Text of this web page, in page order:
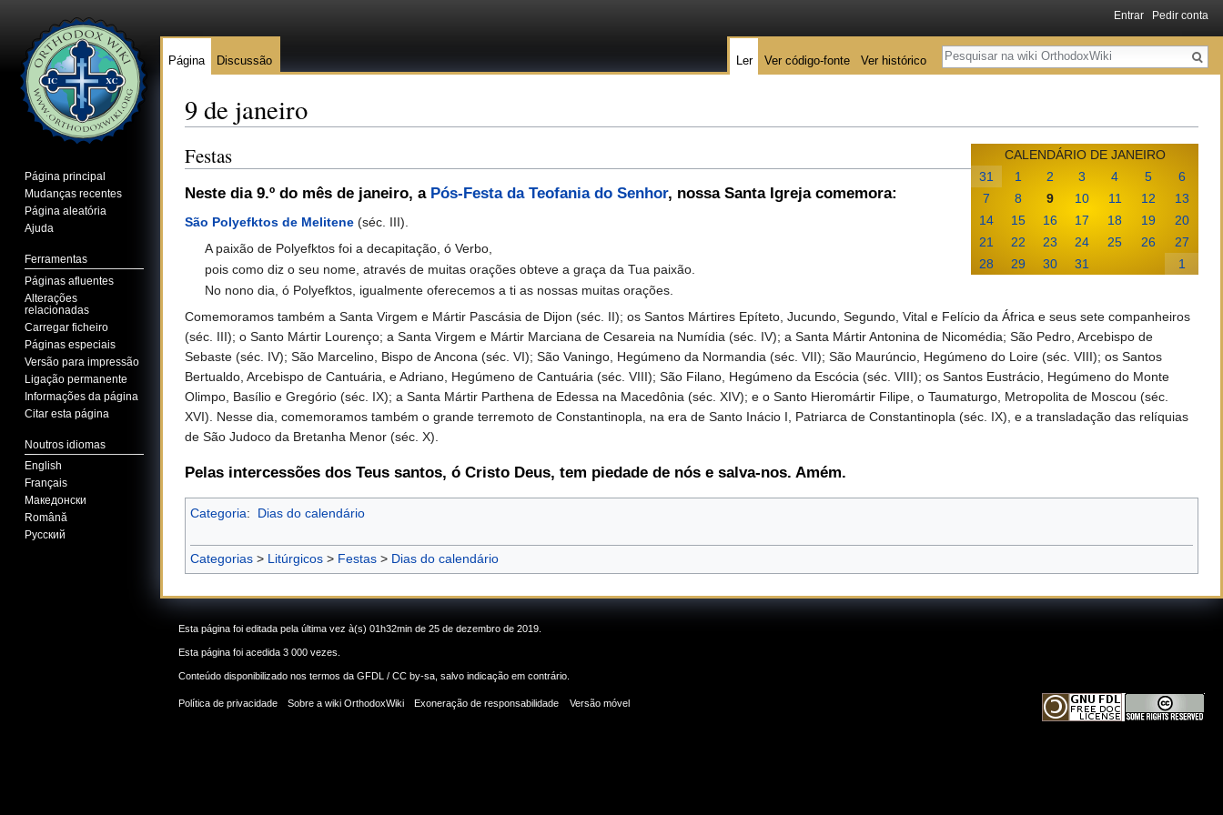
9 de janeiro
CALENDÁRIO DE JANEIRO
31
1 2 3 4 5
6
7
8 9 10 11 12
13
14
15 16 17 18 19
20
21
22 23 24 25 26
27
28
29 30 31 1
Festas
Neste dia 9.º do mês de janeiro, a Pós-Festa da Teofania do Senhor, nossa Santa Igreja comemora:
São Polyefktos de Melitene (séc. III).
A paixão de Polyefktos foi a decapitação, ó Verbo,
pois como diz o seu nome, através de muitas orações obteve a graça da Tua paixão.
No nono dia, ó Polyefktos, igualmente oferecemos a ti as nossas muitas orações.
Comemoramos também a Santa Virgem e Mártir Pascásia de Dijon (séc. II); os Santos Mártires Epíteto, Jucundo, Segundo, Vital e Felício da África e seus sete companheiros
(séc. III); o Santo Mártir Lourenço; a Santa Virgem e Mártir Marciana de Cesareia na Numídia (séc. IV); a Santa Mártir Antonina de Nicomédia; São Pedro, Arcebispo de
Sebaste (séc. IV); São Marcelino, Bispo de Ancona (séc. VI); São Vaningo, Hegúmeno da Normandia (séc. VII); São Maurúncio, Hegúmeno do Loire (séc. VIII); os Santos
Bertualdo, Arcebispo de Cantuária, e Adriano, Hegúmeno de Cantuária (séc. VIII); São Filano, Hegúmeno da Escócia (séc. VIII); os Santos Eustrácio, Hegúmeno do Monte
Olimpo, Basílio e Gregório (séc. IX); a Santa Mártir Parthena de Edessa na Macedônia (séc. XIV); e o Santo Hieromártir Filipe, o Taumaturgo, Metropolita de Moscou (séc.
XVI). Nesse dia, comemoramos também o grande terremoto de Constantinopla, na era de Santo Inácio I, Patriarca de Constantinopla (séc. IX), e a transladação das relíquias
de São Judoco da Bretanha Menor (séc. X).
Pelas intercessões dos Teus santos, ó Cristo Deus, tem piedade de nós e salva-nos. Amém.
Categoria: Dias do calendário
Categorias > Litúrgicos > Festas > Dias do calendário
Entrar Pedir conta
Página Discussão Ler Ver código-fonte Ver histórico
Pesquisa
Página principal
Mudanças recentes
Página aleatória
Ajuda
Ferramentas
Páginas afluentes
Alterações
relacionadas
Carregar ficheiro
Páginas especiais
Versão para impressão
Ligação permanente
Informações da página
Citar esta página
Noutros idiomas
English
Français
Македонски
Română
Русский
Esta página foi editada pela última vez à(s) 01h32min de 25 de dezembro de 2019.
Esta página foi acedida 3 000 vezes.
Conteúdo disponibilizado nos termos da GFDL / CC by-sa , salvo indicação em contrário.
Política de privacidade Sobre a wiki OrthodoxWiki Exoneração de responsabilidade Versão móvel